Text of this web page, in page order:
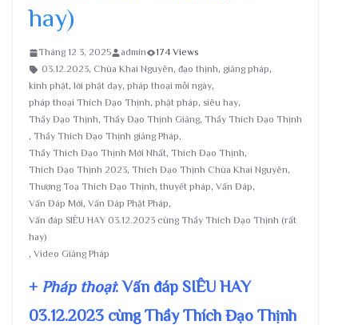
hay)
Tháng 12 3, 2025 admin
174 Views
03.12.2023, Chùa Khai Nguyên, đạo thịnh, giảng pháp,
kinh phật, lời phật dạy, pháp thoại mỗi ngày,
pháp thoại Thích Đạo Thịnh, phật pháp, siêu hay,
Thầy Đạo Thịnh, Thầy Đạo Thịnh Giảng, Thầy Thích Đạo Thịnh
, Thầy Thích Đạo Thịnh giảng Pháp,
Thầy Thích Đạo Thịnh Mới Nhất, Thích Đạo Thịnh,
Thích Đạo Thịnh 2023, Thích Đạo Thịnh Chùa Khai Nguyên,
Thượng Toạ Thích Đạo Thịnh, thuyết pháp, Vấn Đáp,
Vấn Đáp Mới, Vấn Đáp Phật Pháp,
Vấn đáp SIÊU HAY 03.12.2023 cùng Thầy Thích Đạo Thịnh (rất
hay)
, Video Giảng Pháp
+ Pháp thoại: Vấn đáp SIÊU HAY
03.12.2023 cùng Thầy Thích Đạo Thịnh